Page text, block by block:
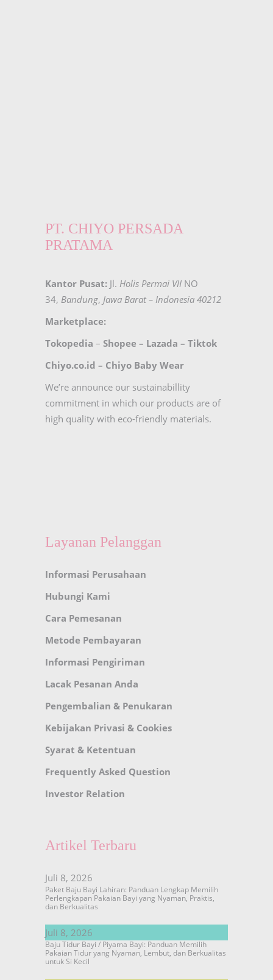
PT. CHIYO PERSADA
PRATAMA
Kantor Pusat: Jl. Holis Permai VII NO
34, Bandung, Jawa Barat – Indonesia 40212
Marketplace:
Tokopedia – Shopee – Lazada – Tiktok
Chiyo.co.id – Chiyo Baby Wear
We’re announce our sustainabillity
commitment in which our products are of
high quality with eco-friendly materials.
Layanan Pelanggan
Informasi Perusahaan
Hubungi Kami
Cara Pemesanan
Metode Pembayaran
Informasi Pengiriman
Lacak Pesanan Anda
Pengembalian & Penukaran
Kebijakan Privasi & Cookies
Syarat & Ketentuan
Frequently Asked Question
Investor Relation
Artikel Terbaru
Juli 8, 2026
Paket Baju Bayi Lahiran: Panduan Lengkap Memilih
Perlengkapan Pakaian Bayi yang Nyaman, Praktis,
dan Berkualitas
Juli 8, 2026
Baju Tidur Bayi / Piyama Bayi: Panduan Memilih
Pakaian Tidur yang Nyaman, Lembut, dan Berkualitas
untuk Si Kecil